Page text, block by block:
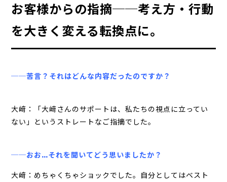
お客様からの指摘──考え方・行動
を大きく変える転換点に。
──苦言？それはどんな内容だったのですか？
大﨑：「大﨑さんのサポートは、私たちの視点に立ってい
ない」というストレートなご指摘でした。
──おお…それを聞いてどう思いましたか？
大﨑：めちゃくちゃショックでした。自分としてはベスト